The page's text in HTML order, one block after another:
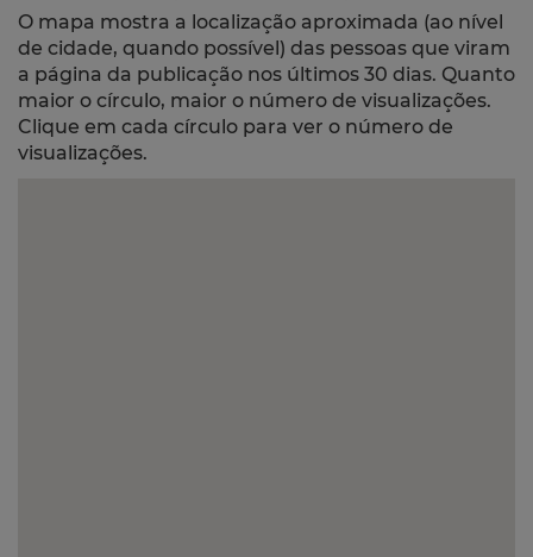
O mapa mostra a localização aproximada (ao nível
de cidade, quando possível) das pessoas que viram
a página da publicação nos últimos 30 dias. Quanto
maior o círculo, maior o número de visualizações.
Clique em cada círculo para ver o número de
visualizações.